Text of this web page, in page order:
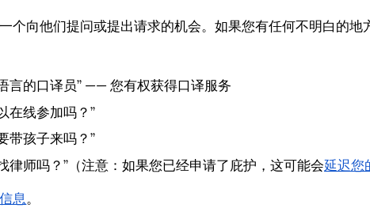
个向他们提问或提出请求的机会。如果您有任何不明白的
言的口译员” —— 您有权获得口译服务
在线参加吗？”
带孩子来吗？”
律师吗？”（注意：如果您已经申请了庇护，这可能会延迟您
息。